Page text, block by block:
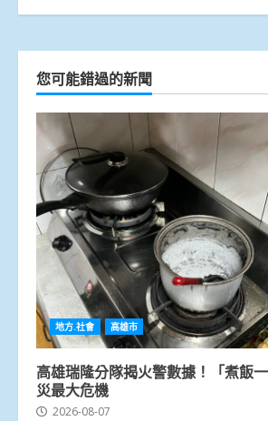
您可能錯過的新聞
地方.社會 高雄市
高雄瑞隆分隊揭火警數據！「煮飯
災最大危機
2026-08-07